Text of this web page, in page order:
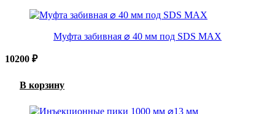
Муфта забивная ⌀ 40 мм под SDS MAX
10200 ₽
В корзину